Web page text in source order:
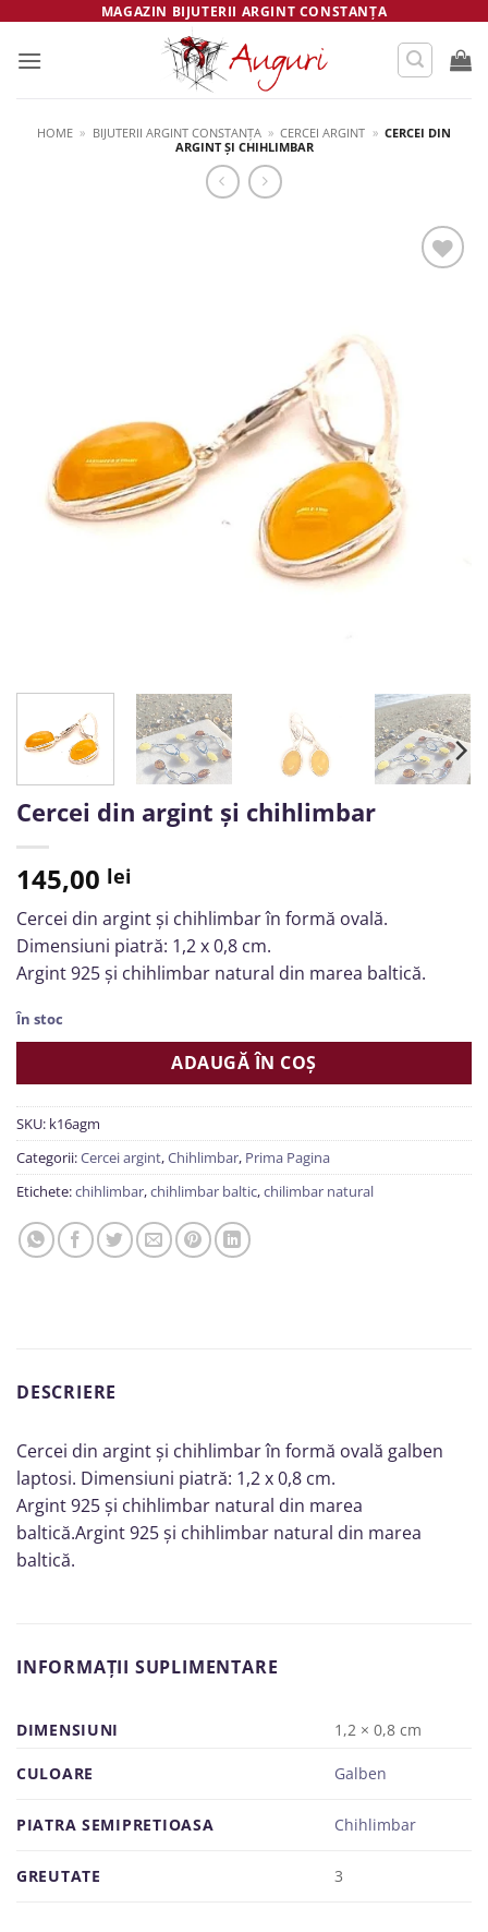
content
MAGAZIN BIJUTERII ARGINT CONSTANȚA
HOME » BIJUTERII ARGINT CONSTANȚA » CERCEI ARGINT » CERCEI DIN
ARGINT ȘI CHIHLIMBAR
Cercei din argint și chihlimbar
145,00 lei
Cercei din argint și chihlimbar în formă ovală.
Dimensiuni piatră: 1,2 x 0,8 cm.
Argint 925 și chihlimbar natural din marea baltică.
În stoc
ADAUGĂ ÎN COȘ
SKU: k16agm
Categorii:Cercei argint,Chihlimbar, Prima Pagina
Etichete:chihlimbar,chihlimbar baltic,chilimbar natural
DESCRIERE
Cercei din argint și chihlimbar în formă ovală galben
laptosi. Dimensiuni piatră: 1,2 x 0,8 cm.
Argint 925 și chihlimbar natural din marea
baltică.Argint 925 și chihlimbar natural din marea
baltică.
INFORMAȚII SUPLIMENTARE
DIMENSIUNI 1,2 × 0,8 cm
CULOARE Galben
PIATRA SEMIPRETIOASA Chihlimbar
GREUTATE 3